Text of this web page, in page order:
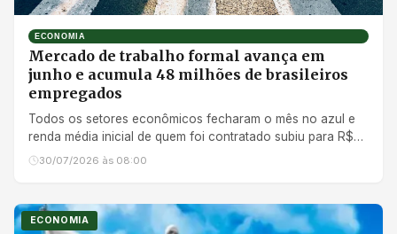
ECONOMIA
Mercado de trabalho formal avança em
junho e acumula 48 milhões de brasileiros
empregados
Todos os setores econômicos fecharam o mês no azul e
renda média inicial de quem foi contratado subiu para R$
2,4 mil
30/07/2026 às 08:00
ECONOMIA